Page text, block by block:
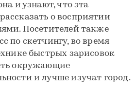
и узнают, что эта
о восприятии
Посетителей также
по скетчингу, во время
быстрых зарисовок
окружающие
и лучше изучат город.